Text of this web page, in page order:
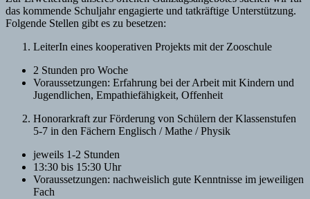
das kommende Schuljahr engagierte und tatkräftige Unterstützung.
Folgende Stellen gibt es zu besetzen:
LeiterIn eines kooperativen Projekts mit der Zooschule
2 Stunden pro Woche
Voraussetzungen: Erfahrung bei der Arbeit mit Kindern und
Jugendlichen, Empathiefähigkeit, Offenheit
Honorarkraft zur Förderung von Schülern der Klassenstufen
5-7 in den Fächern Englisch / Mathe / Physik
jeweils 1-2 Stunden
13:30 bis 15:30 Uhr
Voraussetzungen: nachweislich gute Kenntnisse im jeweiligen
Fach